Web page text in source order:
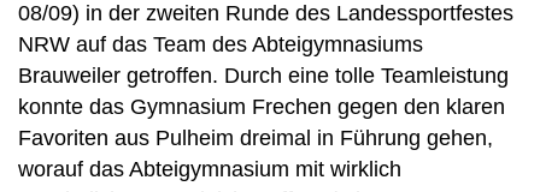
08/09) in der zweiten Runde des Landessportfestes
NRW auf das Team des Abteigymnasiums
Brauweiler getroffen. Durch eine tolle Teamleistung
konnte das Gymnasium Frechen gegen den klaren
Favoriten aus Pulheim dreimal in Führung gehen,
worauf das Abteigymnasium mit wirklich